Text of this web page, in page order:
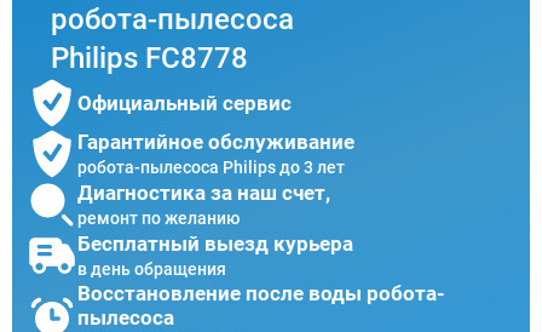
робота-пылесоса
Philips FC8778
Официальный сервис
Гарантийное обслуживание
робота-пылесоса Philips до 3 лет
Диагностика за наш счет,
ремонт по желанию
Бесплатный выезд курьера
в день обращения
Восстановление после воды робота-
пылесоса